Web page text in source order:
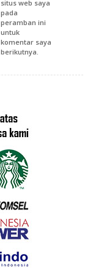
situs web saya
pada
peramban ini
untuk
komentar saya
berikutnya.